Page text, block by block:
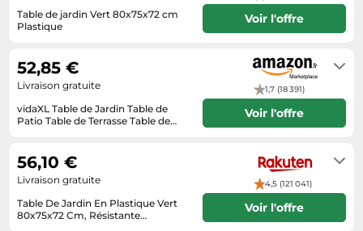
Électroménager
Table de jardin Vert 80x75x72 cm
Plastique
Voir l'offre
vidaXL Table de Jardin Table de
Patio Table de Terrasse Table de
Plastique
1,7 (18 391)
52,85 €
Livraison gratuite
Voir l'offre
Table De Jardin En Plastique Vert
80x75x72 Cm, Résistante
4,5 (121 041)
56,10 €
Livraison gratuite
Voir l'offre